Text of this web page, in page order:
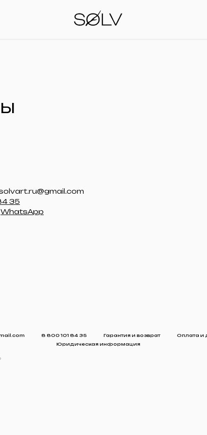
35
WhatsApp
8 800 101 84 35 Гарантия и возврат
Оплата и
Юридическая информация